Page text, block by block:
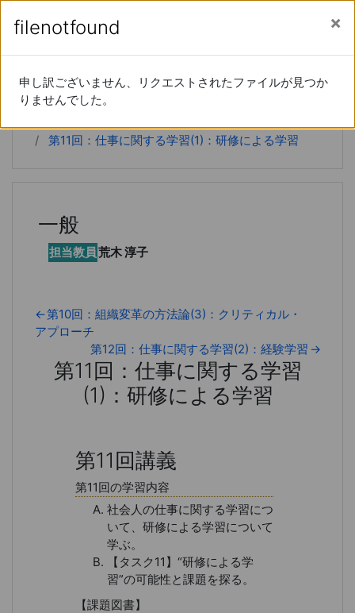
サイドパネル
あなたは現在ゲストアクセスを利用しています (ロ
グイン )
経営学特論
第11回：仕事に関する学習(1)：研修による学習
一般
担当教員荒木 淳子
←第10回：組織変革の方法論(3)：クリティカル・
アプローチ
第12回：仕事に関する学習(2)：経験学習 →
第11回：仕事に関する学習
(1)：研修による学習
第11回講義
第11回の学習内容
社会人の仕事に関する学習につ
いて、研修による学習について
学ぶ。
【タスク11】“研修による学
習”の可能性と課題を探る。
【課題図書】
filenotfound
申し訳ございません、リクエストされたファイルが見つか
りませんでした。
filenotfound
申し訳ございません、リクエストされたファイルが見つか
りませんでした。